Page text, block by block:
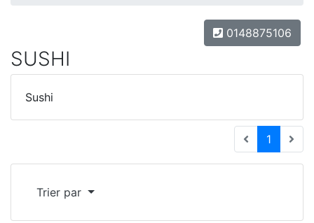
0148875106
SUSHI
Sushi
1
Trier par